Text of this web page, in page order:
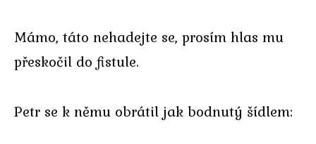
Mámo, táto nehadejte se, prosím hlas mu
přeskočil do fistule.
Petr se k němu obrátil jak bodnutý šídlem: